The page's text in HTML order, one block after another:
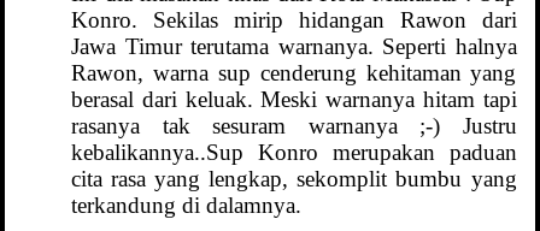
Konro. Sekilas mirip hidangan Rawon dari
Jawa Timur terutama warnanya. Seperti halnya
Rawon, warna sup cenderung kehitaman yang
berasal dari keluak. Meski warnanya hitam tapi
rasanya tak sesuram warnanya ;-) Justru
kebalikannya..Sup Konro merupakan paduan
cita rasa yang lengkap, sekomplit bumbu yang
terkandung di dalamnya.